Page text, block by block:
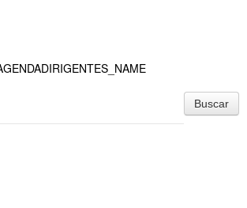
Buscar